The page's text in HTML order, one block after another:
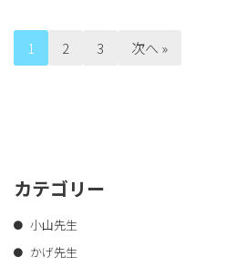
1 2 3 次へ »
カテゴリー
小山先生
かげ先生